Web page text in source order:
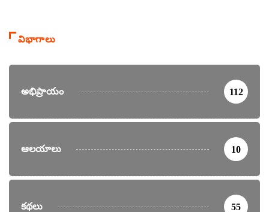
విభాగాలు
అభిప్రాయం 112
ఆలయాలు 10
కథలు 55